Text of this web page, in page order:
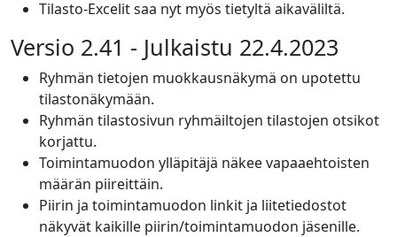
Tilasto-Excelit saa nyt myös tietyltä aikaväliltä.
Versio 2.41 - Julkaistu 22.4.2023
Ryhmän tietojen muokkausnäkymä on upotettu
tilastonäkymään.
Ryhmän tilastosivun ryhmäiltojen tilastojen otsikot
korjattu.
Toimintamuodon ylläpitäjä näkee vapaaehtoisten
määrän piireittäin.
Piirin ja toimintamuodon linkit ja liitetiedostot
näkyvät kaikille piirin/toimintamuodon jäsenille.